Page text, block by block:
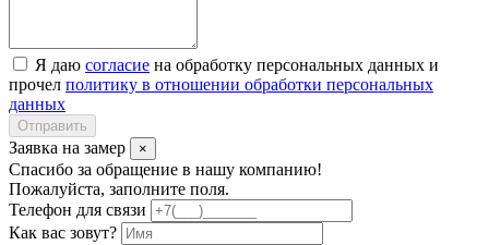
Я даю согласие на обработку персональных данных и
прочел политику в отношении обработки персональных
данных
Отправить
Заявка на замер ×
Спасибо за обращение в нашу компанию!
Пожалуйста, заполните поля.
Телефон для связи
Как вас зовут?